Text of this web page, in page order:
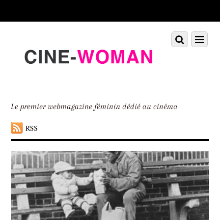
down
Le premier webmagazine féminin dédié au cinéma
RSS
Menu
Scroll
down